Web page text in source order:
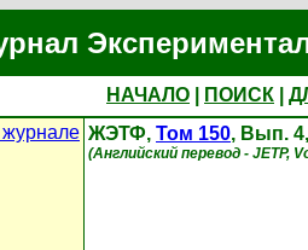
НАЧАЛО ПОИСК
ЖЭТФ, Том 150, Вып.
(Английский перевод - JETP,